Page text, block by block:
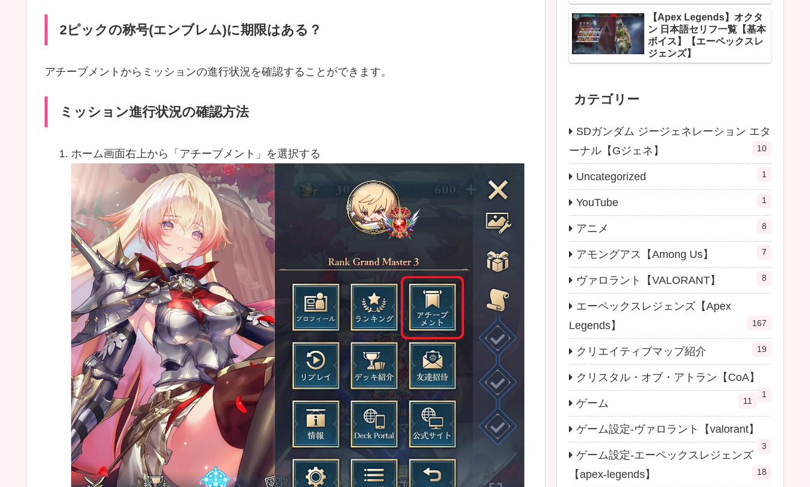
2ピックの称号(エンブレム)に期限はある？
アチーブメントからミッションの進行状況を確認することができます。
ミッション進行状況の確認方法
ホーム画面右上から「アチーブメント」を選択する
Beyond】
【Apex Legends】オクタ
ン 日本語セリフ一覧【基本
ボイス】【エーペックスレ
ジェンズ】
カテゴリー
SDガンダム ジージェネレーション エタ
ーナル【Gジェネ】
10
Uncategorized 1
YouTube 1
アニメ 8
アモングアス【Among Us】 7
ヴァロラント【VALORANT】 8
エーペックスレジェンズ【Apex
Legends】
167
クリエイティブマップ紹介 19
クリスタル・オブ・アトラン【CoA】
1
ゲーム 11
ゲーム設定-ヴァロラント【valorant】
3
ゲーム設定-エーペックスレジェンズ
【apex-legends】
18